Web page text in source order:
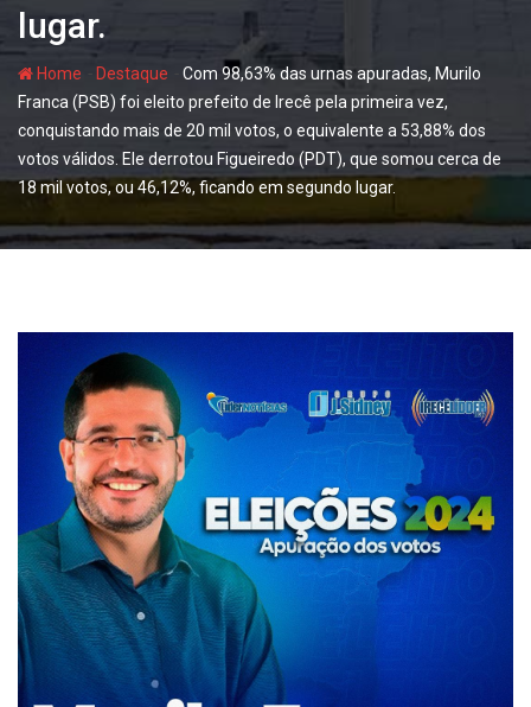
lugar.
Home - Destaque
Com 98,63% das urnas apuradas, Murilo
Franca (PSB) foi eleito prefeito de Irecê pela primeira vez,
conquistando mais de 20 mil votos, o equivalente a 53,88% dos
votos válidos. Ele derrotou Figueiredo (PDT), que somou cerca de
18 mil votos, ou 46,12%, ficando em segundo lugar.